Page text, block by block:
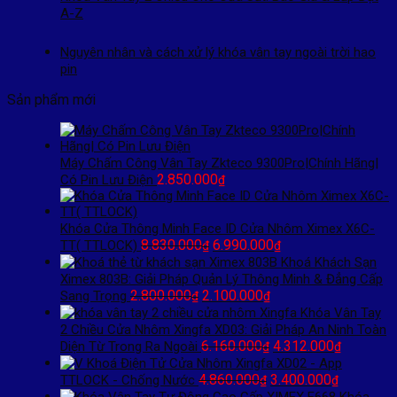
A-Z
Nguyên nhân và cách xử lý khóa vân tay ngoài trời hao
pin
Sản phẩm mới
Máy Chấm Công Vân Tay Zkteco 9300Pro|Chính Hãng|
Có Pin Lưu Điện 2.850.000₫
Khóa Cửa Thông Minh Face ID Cửa Nhôm Ximex X6C-
TT( TTLOCK) 8.830.000₫ Giá
gốc
là:
8.830.000₫.
6.990.000₫Giá
hiện
tại
6.990.000₫.
Khoá Khách Sạn
Ximex 803B: Giải Pháp Quản Lý Thông Minh & Đẳng Cấp
Sang Trọng 2.800.000₫ Giá
gốc
là:
2.800.000₫.
2.100.000₫Giá
hiện
tại
là:
2.100.000₫.
Khóa Vân Tay
2 Chiều Cửa Nhôm Xingfa XD03: Giải Pháp An Ninh Toàn
Diện Từ Trong Ra Ngoài 6.160.000₫ Giá
gốc
là:
4.312.000₫Giá
hiện
Khoá Điện Tử Cửa Nhôm Xingfa XD02 - App
TTLOCK - Chống Nước 4.860.000₫ Giá
3.400.000₫Giá